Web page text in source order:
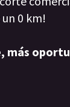
0 km!
más